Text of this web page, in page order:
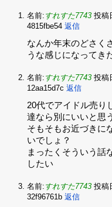
名前: すれすた7743 投稿
4815fbe54 返信
なんか年末のどさく
うな感じになってき
名前: すれすた7743 投稿
12aa15d7c 返信
20代でアイドル売り
達なら別にいいと思う‌
そもそもお近づきに
いでしょ？‌
まったくそういう話
したい
名前: すれすた7743 投稿
32f96761b 返信